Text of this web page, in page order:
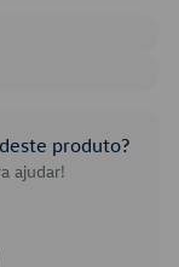
produto?
ajudar!